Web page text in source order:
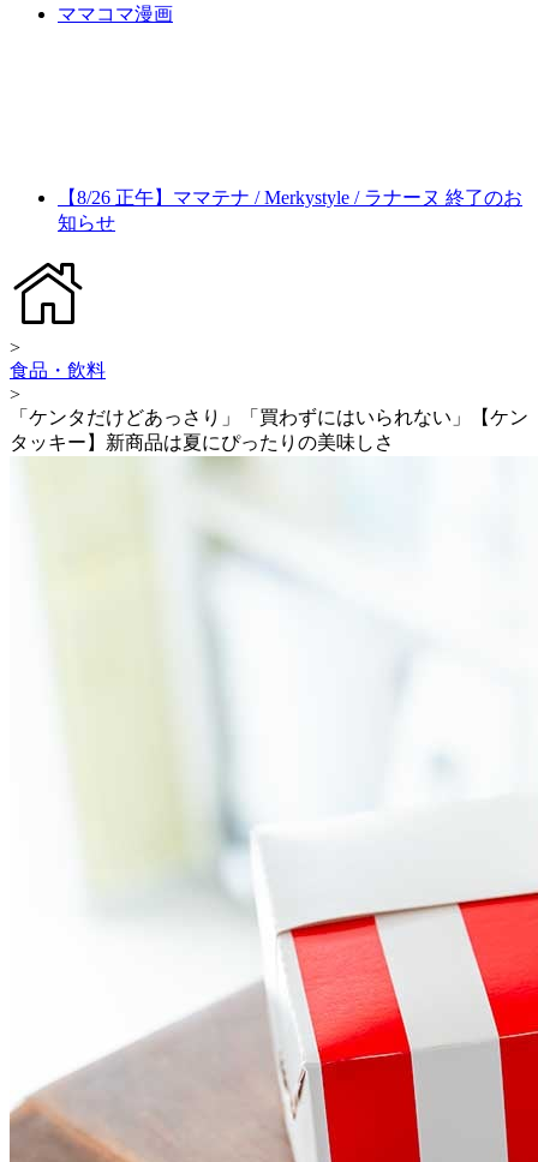
ママコマ漫画
【8/26 正午】ママテナ / Merkystyle / ラナーヌ 終了のお
知らせ
>
食品・飲料
>
「ケンタだけどあっさり」「買わずにはいられない」【ケン
タッキー】新商品は夏にぴったりの美味しさ